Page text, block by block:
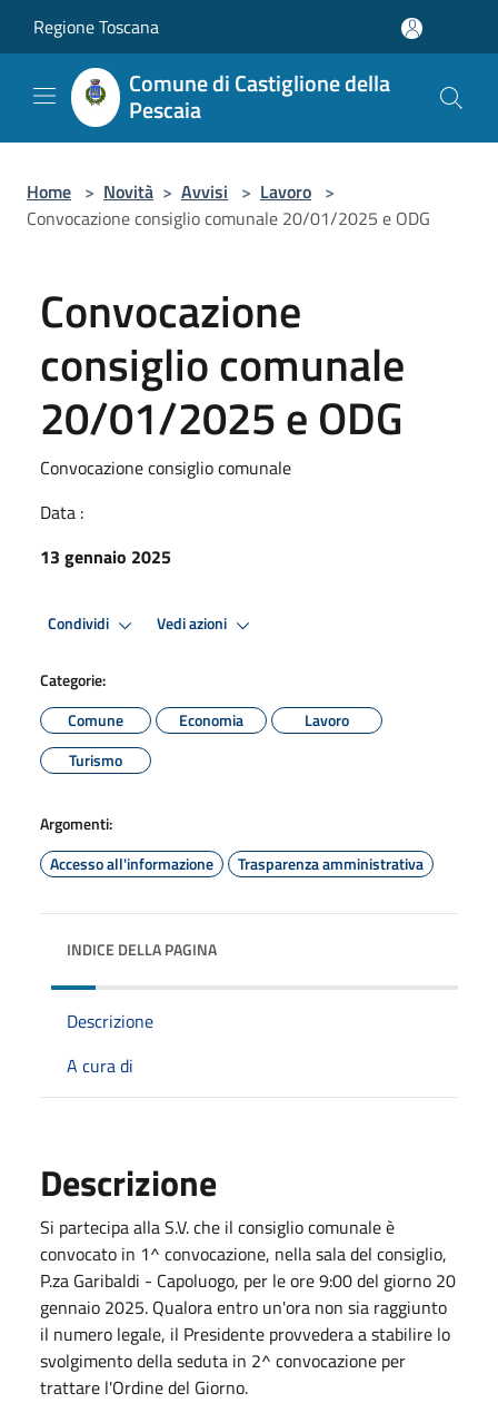
Regione Toscana
Comune di Castiglione della
Pescaia
Home > Novità > Avvisi > Lavoro >
Convocazione consiglio comunale 20/01/2025 e ODG
Convocazione
consiglio comunale
20/01/2025 e ODG
Convocazione consiglio comunale
Data :
13 gennaio 2025
Condividi Vedi azioni
Categorie:
Comune
Economia
Lavoro
Turismo
Argomenti:
Accesso all'informazione
Trasparenza amministrativa
INDICE DELLA PAGINA
Descrizione
A cura di
Descrizione
Si partecipa alla S.V. che il consiglio comunale è
convocato in 1^ convocazione, nella sala del consiglio,
P.za Garibaldi - Capoluogo, per le ore 9:00 del giorno 20
gennaio 2025. Qualora entro un'ora non sia raggiunto
il numero legale, il Presidente provvedera a stabilire lo
svolgimento della seduta in 2^ convocazione per
trattare l'Ordine del Giorno.